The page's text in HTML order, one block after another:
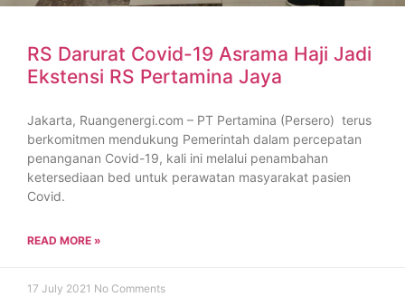
RS Darurat Covid-19 Asrama Haji Jadi
Ekstensi RS Pertamina Jaya
Jakarta, Ruangenergi.com – PT Pertamina (Persero) terus
berkomitmen mendukung Pemerintah dalam percepatan
penanganan Covid-19, kali ini melalui penambahan
ketersediaan bed untuk perawatan masyarakat pasien
Covid.
READ MORE »
17 July 2021 No Comments